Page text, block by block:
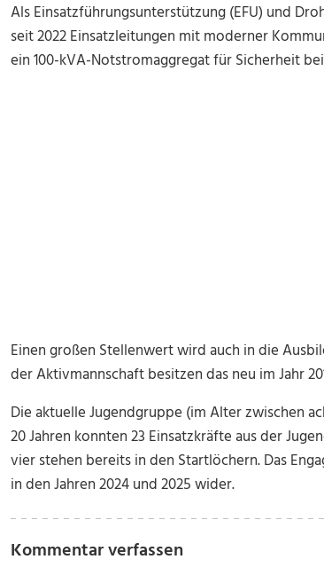
Als Einsatzführungsunterstützung (EFU) und
seit 2022 Einsatzleitungen mit moderner
ein 100-kVA-Notstromaggregat für Sicherheit
Einen großen Stellenwert wird auch in die
der Aktivmannschaft besitzen das neu im Jahr
Die aktuelle Jugendgruppe (im Alter zwischen
20 Jahren konnten 23 Einsatzkräfte aus der
vier stehen bereits in den Startlöchern. Das
in den Jahren 2024 und 2025 wider.
Kommentar verfassen